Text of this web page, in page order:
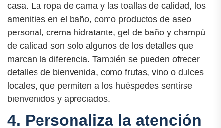
casa. La ropa de cama y las toallas de calidad, los
amenities en el baño, como productos de aseo
personal, crema hidratante, gel de baño y champú
de calidad son solo algunos de los detalles que
marcan la diferencia. También se pueden ofrecer
detalles de bienvenida, como frutas, vino o dulces
locales, que permiten a los huéspedes sentirse
bienvenidos y apreciados.
4. Personaliza la atención